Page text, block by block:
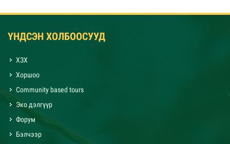
ҮНДСЭН ХОЛБООСУУД
ХЗХ
Хоршоо
Community based tours
Эко дэлгүүр
Форум
Бэлчээр